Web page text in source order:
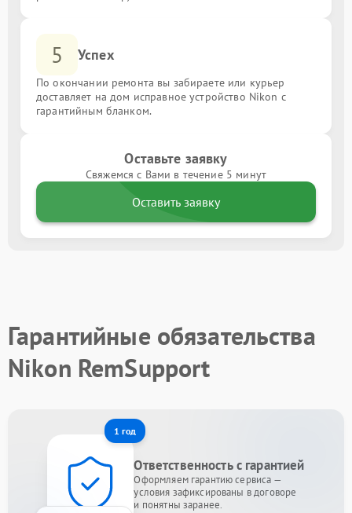
5 Успех
По окончании ремонта вы забираете или курьер
доставляет на дом исправное устройство Nikon с
гарантийным бланком.
Оставьте заявку
Свяжемся с Вами в течение 5 минут
Оставить заявку
Гарантийные обязательства
Nikon RemSupport
1 год
Ответственность с гарантией
Оформляем гарантию сервиса —
условия зафиксированы в договоре
и понятны заранее.